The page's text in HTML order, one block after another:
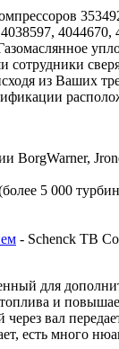
из Ваших
5 000
- Schenck TB
для
и
вал
есть много